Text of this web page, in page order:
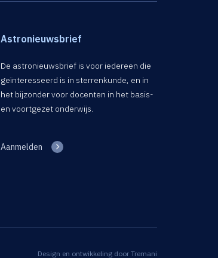
Astronieuwsbrief
De astronieuwsbrief is voor iedereen die
geïnteresseerd is in sterrenkunde, en in
het bijzonder voor docenten in het basis-
en voortgezet onderwijs.
Aanmelden
Design en ontwikkeling door Tremani